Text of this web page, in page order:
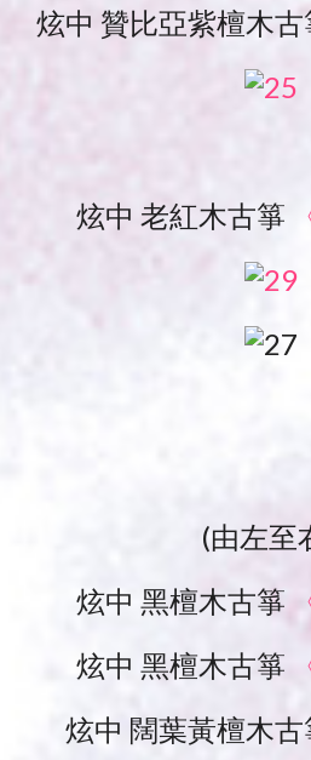
炫中 贊比亞紫檀木古
炫中 老紅木古箏
(由左至
炫中 黑檀木古箏
炫中 黑檀木古箏
炫中 闊葉黃檀木古